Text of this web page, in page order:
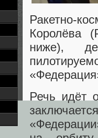
Ракетно-
Королёва
ниже),
Речь идёт